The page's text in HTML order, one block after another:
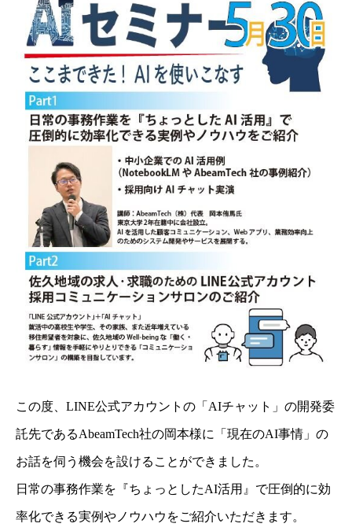
この度、 LINE公式アカウントの「 AIチャット」の開発委
託先であるAbeamTech社の岡本様に「現在のAI事情」の
お話を伺う機会を設けることができました。
日常の事務作業を 『ちょっとしたAI活用 』 で圧倒的に効
率化できる実例やノウハウをご紹介いただきます。